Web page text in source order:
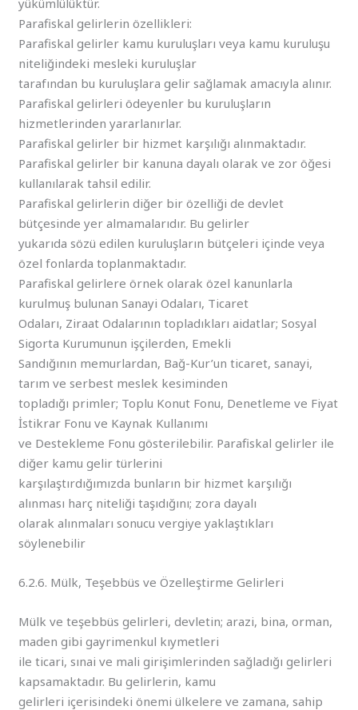
Parafiskal gelirlerin özellikleri:
Parafiskal gelirler kamu kuruluşları veya kamu kuruluşu
niteliğindeki mesleki kuruluşlar
tarafından bu kuruluşlara gelir sağlamak amacıyla alınır.
Parafiskal gelirleri ödeyenler bu kuruluşların
hizmetlerinden yararlanırlar.
Parafiskal gelirler bir hizmet karşılığı alınmaktadır.
Parafiskal gelirler bir kanuna dayalı olarak ve zor öğesi
kullanılarak tahsil edilir.
Parafiskal gelirlerin diğer bir özelliği de devlet
bütçesinde yer almamalarıdır. Bu gelirler
yukarıda sözü edilen kuruluşların bütçeleri içinde veya
özel fonlarda toplanmaktadır.
Parafiskal gelirlere örnek olarak özel kanunlarla
kurulmuş bulunan Sanayi Odaları, Ticaret
Odaları, Ziraat Odalarının topladıkları aidatlar; Sosyal
Sigorta Kurumunun işçilerden, Emekli
Sandığının memurlardan, Bağ-Kur’un ticaret, sanayi,
tarım ve serbest meslek kesiminden
topladığı primler; Toplu Konut Fonu, Denetleme ve Fiyat
İstikrar Fonu ve Kaynak Kullanımı
ve Destekleme Fonu gösterilebilir. Parafiskal gelirler ile
diğer kamu gelir türlerini
karşılaştırdığımızda bunların bir hizmet karşılığı
alınması harç niteliği taşıdığını; zora dayalı
olarak alınmaları sonucu vergiye yaklaştıkları
söylenebilir
6.2.6. Mülk, Teşebbüs ve Özelleştirme Gelirleri
Mülk ve teşebbüs gelirleri, devletin; arazi, bina, orman,
maden gibi gayrimenkul kıymetleri
ile ticari, sınai ve mali girişimlerinden sağladığı gelirleri
kapsamaktadır. Bu gelirlerin, kamu
gelirleri içerisindeki önemi ülkelere ve zamana, sahip